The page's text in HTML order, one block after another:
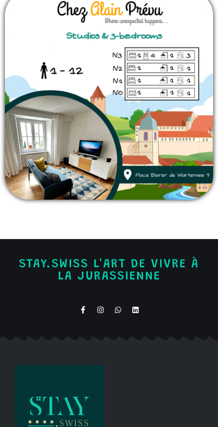
STAY.SWISS L'ART DE VIVRE À
LA JURASSIENNE